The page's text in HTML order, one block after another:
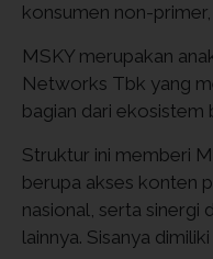
konsumen non-
MSKY merupakan
Networks Tbk yang
bagian dari ekosistem
Struktur ini memberi
berupa akses konten
nasional, serta sinergi
lainnya. Sisanya